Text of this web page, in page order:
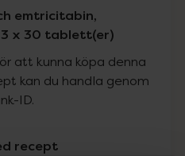
emtricitabin,
x 30 tablett(er)
att kunna köpa denna
kan du handla genom
ID.
recept